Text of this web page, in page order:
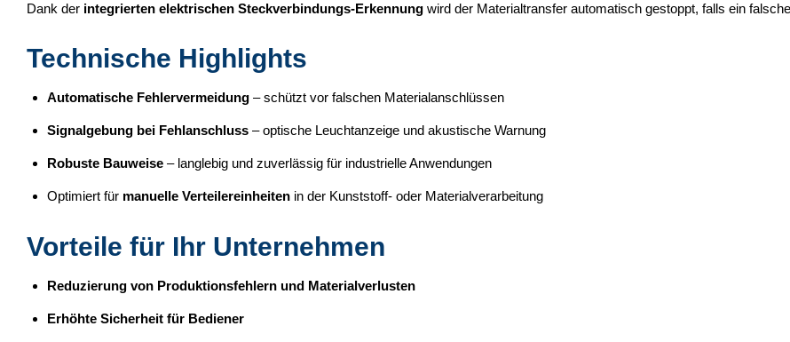
Dank der integrierten elektrischen Steckverbindungs-Erkennung wird der Materialtransfer automatisch gestoppt, falls ein
Technische Highlights
Automatische Fehlervermeidung– schützt vor falschen Materialanschlüssen
Signalgebung bei Fehlanschluss– optische Leuchtanzeige und akustische Warnung
Robuste Bauweise– langlebig und zuverlässig für industrielle Anwendungen
Optimiert für manuelle Verteilereinheitenin der Kunststoff- oder Materialverarbeitung
Vorteile für Ihr Unternehmen
Reduzierung von Produktionsfehlern und Materialverlusten
Erhöhte Sicherheit für Bediener